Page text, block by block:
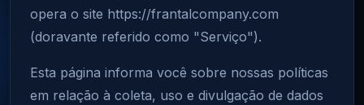
opera o site https://frantalcompany.com
(doravante referido como "Serviço").
Esta página informa você sobre nossas políticas
em relação à coleta, uso e divulgação de dados